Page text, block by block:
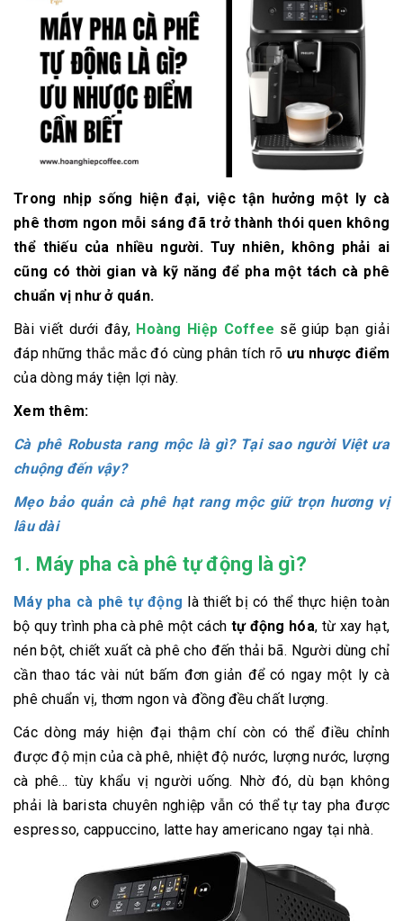
Trong nhịp sống hiện đại, việc tận hưởng một ly cà
phê thơm ngon mỗi sáng đã trở thành thói quen không
thể thiếu của nhiều người. Tuy nhiên, không phải ai
cũng có thời gian và kỹ năng để pha một tách cà phê
chuẩn vị như ở quán.
Bài viết dưới đây, Hoàng Hiệp Coffee sẽ giúp bạn giải
đáp những thắc mắc đó cùng phân tích rõ ưu nhược điểm
của dòng máy tiện lợi này.
Xem thêm:
Cà phê Robusta rang mộc là gì? Tại sao người Việt ưa
chuộng đến vậy?
Mẹo bảo quản cà phê hạt rang mộc giữ trọn hương vị
lâu dài
1. Máy pha cà phê tự động là gì?
Máy pha cà phê tự động là thiết bị có thể thực hiện toàn
bộ quy trình pha cà phê một cách tự động hóa, từ xay hạt,
nén bột, chiết xuất cà phê cho đến thải bã. Người dùng chỉ
cần thao tác vài nút bấm đơn giản để có ngay một ly cà
phê chuẩn vị, thơm ngon và đồng đều chất lượng.
Các dòng máy hiện đại thậm chí còn có thể điều chỉnh
được độ mịn của cà phê, nhiệt độ nước, lượng nước, lượng
cà phê… tùy khẩu vị người uống. Nhờ đó, dù bạn không
phải là barista chuyên nghiệp vẫn có thể tự tay pha được
espresso, cappuccino, latte hay americano ngay tại nhà.